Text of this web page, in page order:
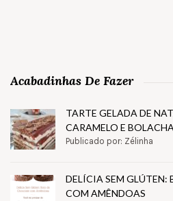
Acabadinhas De Fazer
TARTE GELADA DE
CARAMELO E
Publicado por: Zélinha
DELÍCIA SEM GLÚTEN:
COM AMÊNDOAS